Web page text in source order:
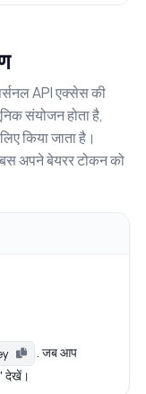
API एक्सेस की
संयोजन होता है,
किया जाता है।
अपने बेयरर टोकन को
. जब आप
देखें।